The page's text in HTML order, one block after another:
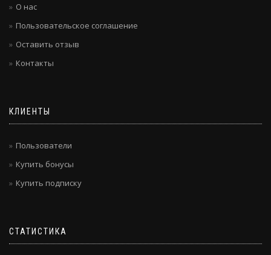
О нас
Пользовательское соглашение
Оставить отзыв
Контакты
КЛИЕНТЫ
Пользователи
Купить бонусы
Купить подписку
СТАТИСТИКА